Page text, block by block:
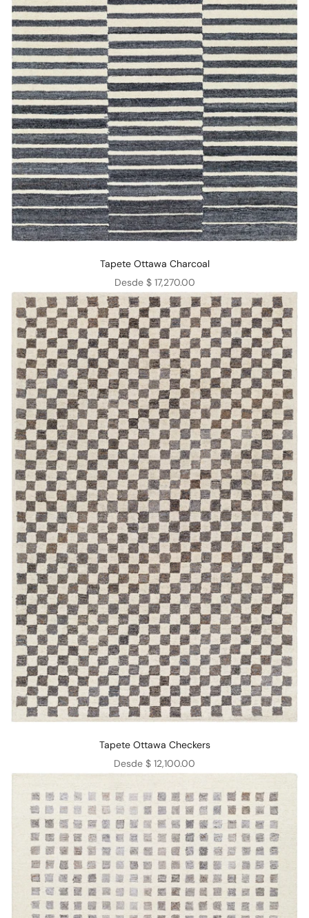
Tapete Ottawa Charcoal
Precio de oferta
Desde $ 17,270.00
Tapete Ottawa Checkers
Precio de oferta
Desde $ 12,100.00